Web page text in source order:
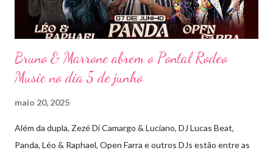
Detonautas, cria...
Bruno & Marrone abrem o Pontal Rodeo
Music no dia 5 de junho
maio 20, 2025
Além da dupla, Zezé Di Camargo & Luciano, DJ Lucas Beat,
Panda, Léo & Raphael, Open Farra e outros DJs estão entre as